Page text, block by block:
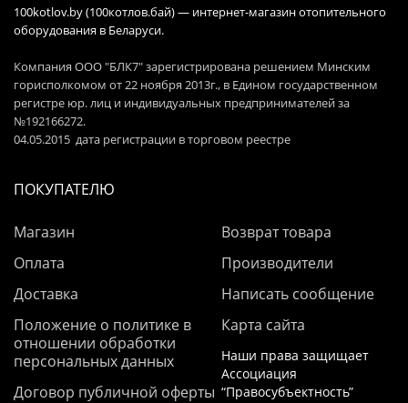
100kotlov.by (100котлов.бай) — интернет-магазин отопительного
оборудования в Беларуси.
Компания ООО "БЛК7" зарегистрирована решением Минским
горисполкомом от 22 ноября 2013г., в Едином государственном
регистре юр. лиц и индивидуальных предпринимателей за
№192166272.
04.05.2015 дата регистрации в торговом реестре
ПОКУПАТЕЛЮ
Магазин
Оплата
Доставка
Положение о политике в
отношении обработки
персональных данных
Договор публичной оферты
Возврат товара
Производители
Написать сообщение
Карта сайта
Наши права защищает
Ассоциация
“Правосубъектность”